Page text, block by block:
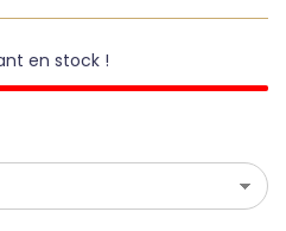
en stock !